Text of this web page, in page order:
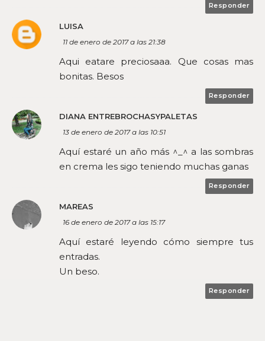
Responder
LUISA
11 de enero de 2017 a las 21:38
Aqui eatare preciosaaa. Que cosas mas
bonitas. Besos
Responder
DIANA ENTREBROCHASYPALETAS
13 de enero de 2017 a las 10:51
Aquí estaré un año más ^_^ a las sombras
en crema les sigo teniendo muchas ganas
Responder
MAREAS
16 de enero de 2017 a las 15:17
Aquí estaré leyendo cómo siempre tus
entradas.
Un beso.
Responder